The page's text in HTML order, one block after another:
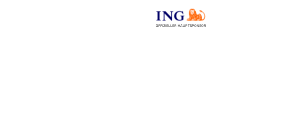
OFFIZIELLER HAUPTSPONSOR